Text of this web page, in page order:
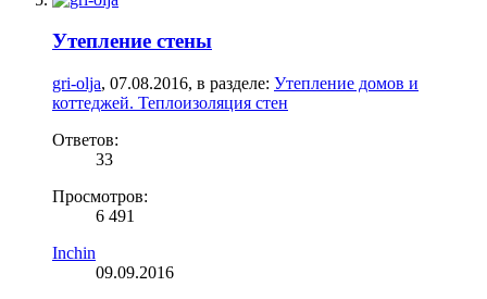
Утепление стены
gri-olja, 07.08.2016, в разделе: Утепление домов и
коттеджей. Теплоизоляция стен
Ответов:
33
Просмотров:
6 491
Inchin
09.09.2016